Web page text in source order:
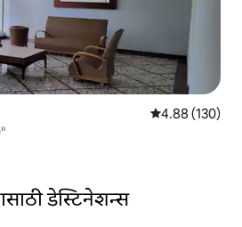
5 पैकी 4.88
4.88 (130)
डेस्टिनेशन्स